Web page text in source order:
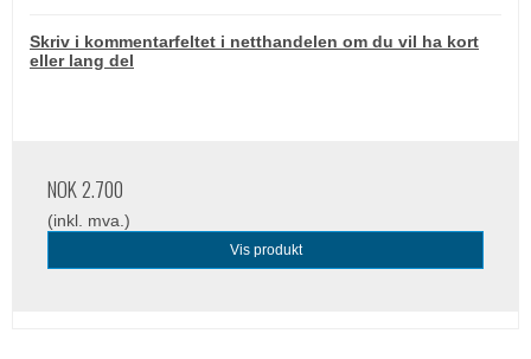
Skriv i kommentarfeltet i netthandelen om du vil ha kort
eller lang del
NOK 2.700
(inkl. mva.)
Vis produkt